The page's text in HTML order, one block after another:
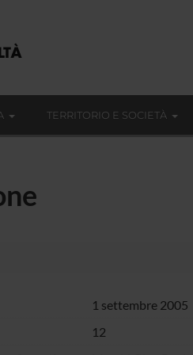
TERRITORIO E SOCIETÀ
1 settembre 2005
12